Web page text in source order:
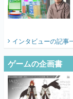
インタビューの記事
ゲームの企画書